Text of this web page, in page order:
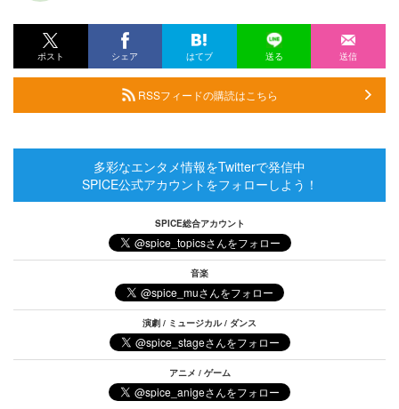
ポスト シェア はてブ 送る 送信
RSSフィードの購読はこちら
多彩なエンタメ情報をTwitterで発信中
SPICE公式アカウントをフォローしよう！
SPICE総合アカウント
音楽
演劇 / ミュージカル / ダンス
アニメ / ゲーム